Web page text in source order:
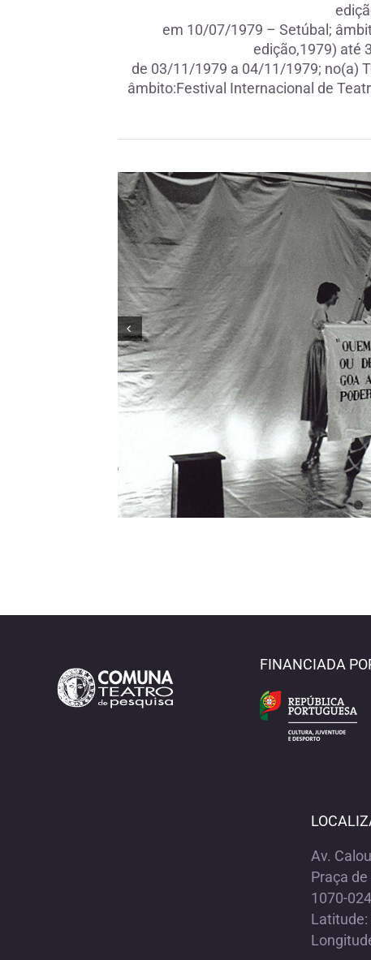
em 10/07/1979 – Setúbal;
edição,1979) até
de 03/11/1979 a 04/11/1979; no(a)
âmbito:Festival Internacional de
FINANCIADA
Av.
Praça
1070-